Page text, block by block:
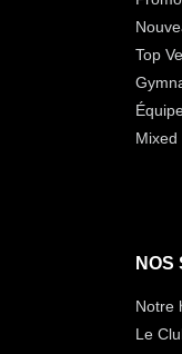
Top
Mixed
NOS
Notre
Le